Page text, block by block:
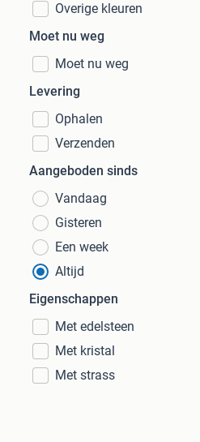
Overige kleuren
Moet nu weg
Moet nu weg
Levering
Ophalen
Verzenden
Aangeboden sinds
Vandaag
Gisteren
Een week
Altijd
Eigenschappen
Met edelsteen
Met kristal
Met strass